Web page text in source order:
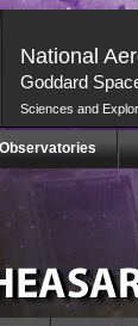
National
Goddard
Sciences and
Observatories